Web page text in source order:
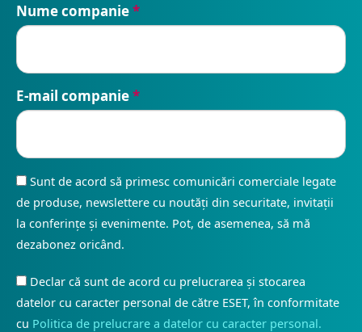
Nume companie*
E-mail companie*
Sunt de acord să primesc comunicări comerciale legate
de produse, newslettere cu noutăți din securitate, invitații
la conferințe și evenimente. Pot, de asemenea, să mă
dezabonez oricând.
Declar că sunt de acord cu prelucrarea și stocarea
datelor cu caracter personal de către ESET, în conformitate
cu Politica de prelucrare a datelor cu caracter personal.